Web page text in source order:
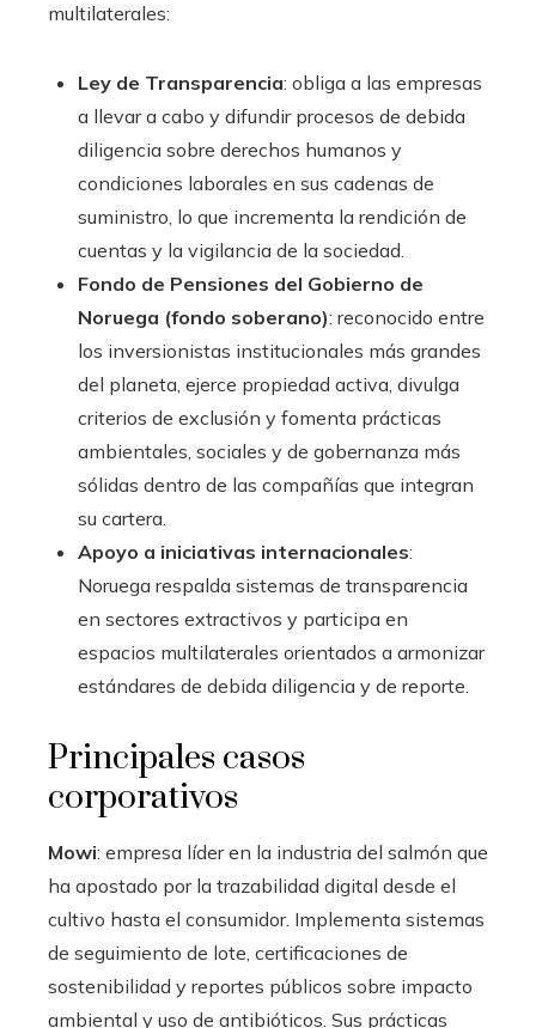
multilaterales:
Ley de Transparencia: obliga a las empresas
a llevar a cabo y difundir procesos de debida
diligencia sobre derechos humanos y
condiciones laborales en sus cadenas de
suministro, lo que incrementa la rendición de
cuentas y la vigilancia de la sociedad.
Fondo de Pensiones del Gobierno de
Noruega (fondo soberano): reconocido entre
los inversionistas institucionales más grandes
del planeta, ejerce propiedad activa, divulga
criterios de exclusión y fomenta prácticas
ambientales, sociales y de gobernanza más
sólidas dentro de las compañías que integran
su cartera.
Apoyo a iniciativas internacionales:
Noruega respalda sistemas de transparencia
en sectores extractivos y participa en
espacios multilaterales orientados a armonizar
estándares de debida diligencia y de reporte.
Principales casos
corporativos
Mowi: empresa líder en la industria del salmón que
ha apostado por la trazabilidad digital desde el
cultivo hasta el consumidor. Implementa sistemas
de seguimiento de lote, certificaciones de
sostenibilidad y reportes públicos sobre impacto
ambiental y uso de antibióticos. Sus prácticas